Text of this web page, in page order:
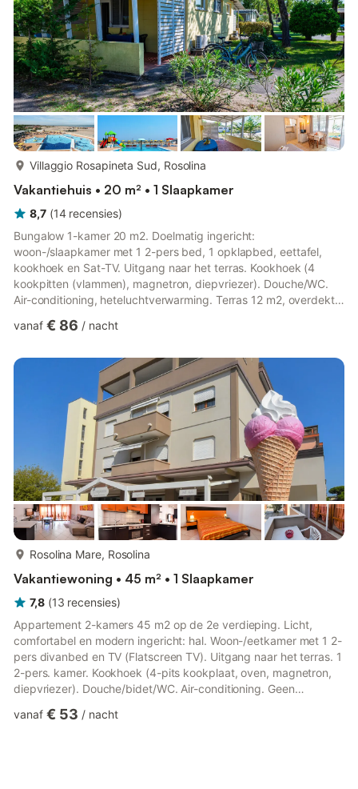
gl...
Villaggio Rosapineta Sud, Rosolina
Vakantiehuis • 20 m² • 1 Slaapkamer
8,7 (14 recensies)
Bungalow 1-kamer 20 m2. Doelmatig ingericht:
woon-/slaapkamer met 1 2-pers bed, 1 opklapbed, eettafel,
kookhoek en Sat-TV. Uitgang naar het terras. Kookhoek (4
kookpitten (vlammen), magnetron, diepvriezer). Douche/WC.
Air-conditioning, heteluchtverwarming. Terras 12 m2, overdekt.
(extra). Internet (WiFi, gratis). Parkeerplaats (1 Auto) bij het
vanaf € 86 / nacht
Rosolina Mare, Rosolina
Vakantiewoning • 45 m² • 1 Slaapkamer
7,8 (13 recensies)
Appartement 2-kamers 45 m2 op de 2e verdieping. Licht,
comfortabel en modern ingericht: hal. Woon-/eetkamer met 1 2-
pers divanbed en TV (Flatscreen TV). Uitgang naar het terras. 1
2-pers. kamer. Kookhoek (4-pits kookplaat, oven, magnetron,
diepvriezer). Douche/bidet/WC. Air-conditioning. Geen
beschikking: wasmachine, kinderstoel, kinderbed (extra).
vanaf € 53 / nacht